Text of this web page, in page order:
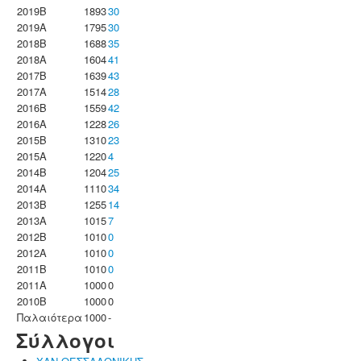
2019B
189330
2019A
179530
2018B
168835
2018A
160441
2017B
163943
2017A
151428
2016B
155942
2016A
122826
2015B
131023
2015A
12204
2014B
120425
2014A
111034
2013B
125514
2013A
10157
2012B
10100
2012A
10100
2011B
10100
2011A
10000
2010B
10000
Παλαιότερα 1000-
Σύλλογοι